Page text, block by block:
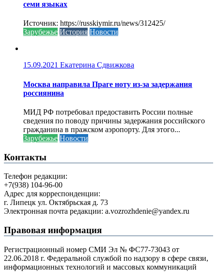
семи языках
Источник: https://russkiymir.ru/news/312425/
Зарубежье История Новости
15.09.2021 Екатерина Сдвижкова
Москва направила Праге ноту из-за задержания
россиянина
МИД РФ потребовал предоставить России полные
сведения по поводу причины задержания российского
гражданина в пражском аэропорту. Для этого...
Зарубежье Новости
Контакты
Телефон редакции:
+7(938) 104-96-00
Адрес для корреспонденции:
г. Липецк ул. Октябрьская д. 73
Электронная почта редакции: a.vozrozhdenie@yandex.ru
Правовая информация
Регистрационный номер СМИ Эл № ФС77-73043 от
22.06.2018 г. Федеральной службой по надзору в сфере связи,
информационных технологий и массовых коммуникаций